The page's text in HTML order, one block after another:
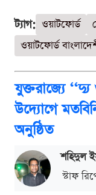
ট্যাগ: ওয়াটফোর্ড
ওয়াটফোর্ড
যুক্তরাজ্যে
উদ্যোগে
অনুষ্ঠিত
শ‌হিদুল
স্টাফ